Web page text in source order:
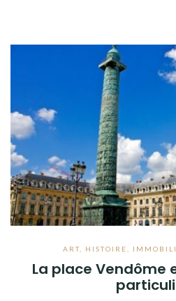
ART, HISTOIRE,
La place Vendôme